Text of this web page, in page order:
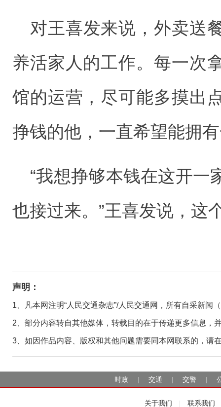
对王喜发来说，外卖送
养活家人的工作。每一次
馆的运营，尽可能多摸出
挣钱的他，一直希望能拥
“我想挣够本钱在这开一
也接过来。”王喜发说，这
声明：
1、凡本网注明“人民交通杂志”/人民交通网，所有自采新
2、部分内容转自其他媒体，转载目的在于传递更多信息，
3、如因作品内容、版权和其他问题需要同本网联系的，请
时政 交通 交警
关于我们 联系我们